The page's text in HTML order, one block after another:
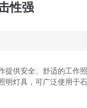
性强
供安全、舒适的工作
灯具，可广泛使用于